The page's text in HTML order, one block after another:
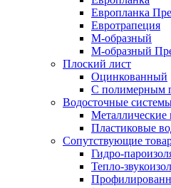
Европланка
Евротрапеция
М-образный
М-образный
Плоский лист
Оцинкованный
С полимерным
Водосточные
Металлические
Пластиковые
Сопутствующие
Гидро-
Тепло-